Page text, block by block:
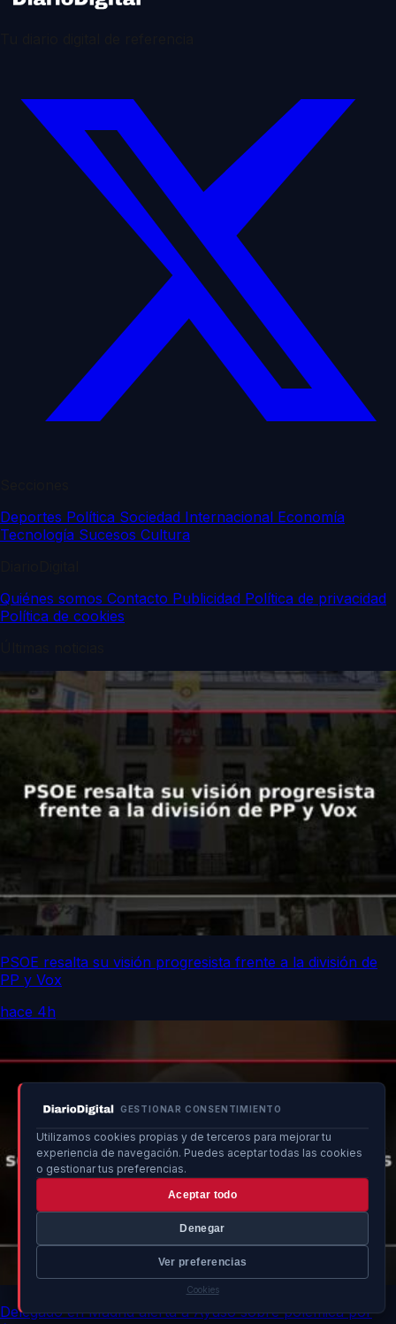
GESTIONAR CONSENTIMIENTO
Utilizamos cookies propias y de terceros para mejorar tu
experiencia de navegación. Puedes aceptar todas las cookies
o gestionar tus preferencias.
Aceptar todo
Denegar
Ver preferencias
Cookies
Deportes Política Sociedad Internacional Economía
Tecnología Sucesos Cultura
Quiénes somos Contacto Publicidad Política de privacidad
Política de cookies
PSOE resalta su visión progresista frente a la división de
PP y Vox
hace 4h
Delegado en Madrid alerta a Ayuso sobre polémica por